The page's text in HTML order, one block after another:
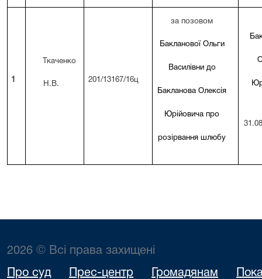
1
Ткаченко
Н.В.
201/13167/16ц
за позовом
Бакланової Ольги
Василівни до
Бакланова Олексія
Юрійовича про
розірвання шлюбу
2026 © Всі права захищені
Про суд Прес-центр Громадянам